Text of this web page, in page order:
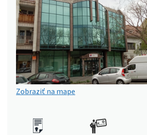
Zobraziť na mape